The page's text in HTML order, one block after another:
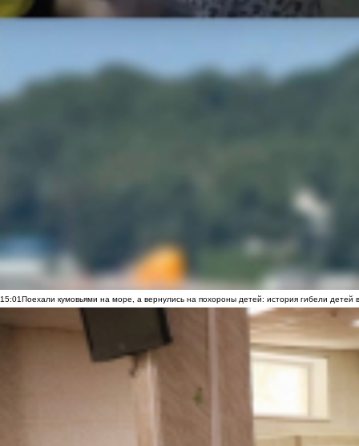
15:01Поехали кумовьями на море, а вернулись на похороны детей: история гибели детей